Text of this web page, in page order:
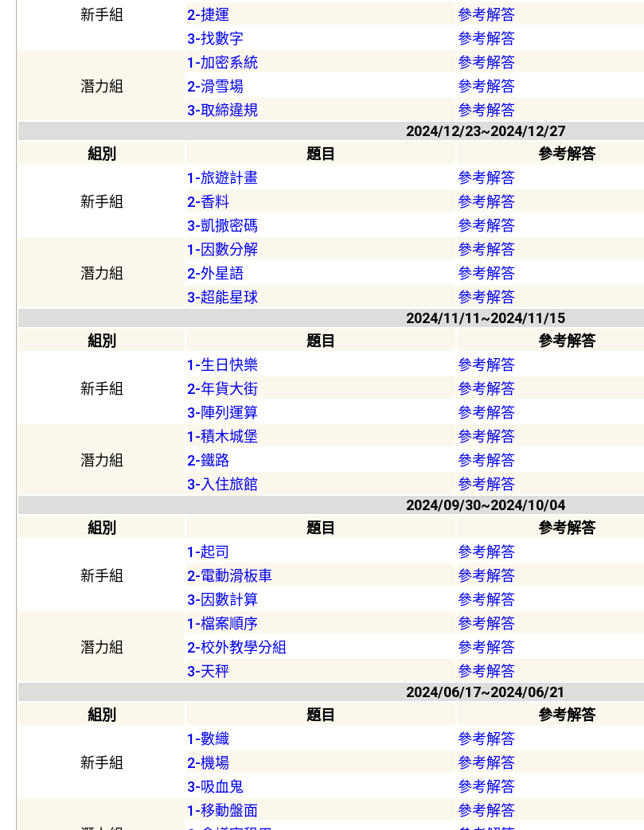
新手組
2-捷運
參考解答
3-找數字
參考解答
潛力組
1-加密系統 參考解答
2-滑雪場
參考解答
3-取締違規
參考解答
2024/12/23~2024/12/27
組別
題目 參考解答
新手組
1-旅遊計畫 參考解答
2-香料
參考解答
3-凱撒密碼
參考解答
潛力組
1-因數分解 參考解答
2-外星語
參考解答
3-超能星球
參考解答
2024/11/11~2024/11/15
組別
題目 參考解答
新手組
1-生日快樂 參考解答
2-年貨大街
參考解答
3-陣列運算
參考解答
潛力組
1-積木城堡 參考解答
2-鐵路
參考解答
3-入住旅館
參考解答
2024/09/30~2024/10/04
組別
題目 參考解答
新手組
1-起司 參考解答
2-電動滑板車
參考解答
3-因數計算
參考解答
潛力組
1-檔案順序 參考解答
2-校外教學分組
參考解答
3-天秤
參考解答
2024/06/17~2024/06/21
組別
題目 參考解答
新手組
1-數織 參考解答
2-機場
參考解答
3-吸血鬼
參考解答
1-移動盤面 參考解答